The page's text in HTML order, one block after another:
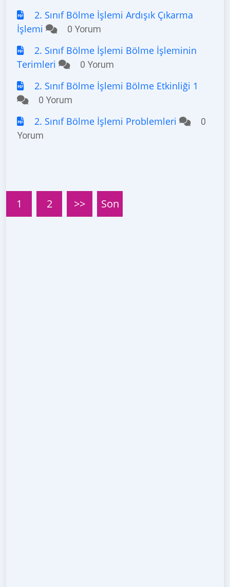
2. Sınıf Bölme İşlemi Ardışık Çıkarma
İşlemi
0 Yorum
2. Sınıf Bölme İşlemi Bölme İşleminin
Terimleri
0 Yorum
2. Sınıf Bölme İşlemi Bölme Etkinliği 1
0 Yorum
2. Sınıf Bölme İşlemi Problemleri
0
Yorum
1 2 >> Son